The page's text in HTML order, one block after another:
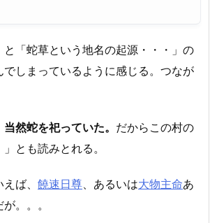
と「蛇草という地名の起源・・・」の
しまっているように感じる。つなが
当然蛇を祀っていた。 だからこの村の
とも読みとれる。
ば、 饒速日尊 、あるいは大物主命あ
。。。